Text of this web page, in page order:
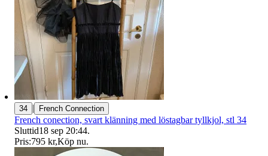
34 | French Connection
French conection, svart klänning med löstagbar tyllkjol, stl 34
Sluttid18 sep 20:44.
Pris:795 kr,Köp nu.